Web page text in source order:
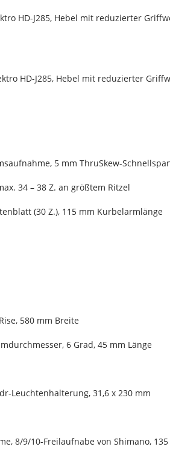
HD-J285, Hebel mit reduzierter
HD-J285, Hebel mit reduzierter
5 mm ThruSkew-
34 – 38 Z. an größtem Ritzel
(30 Z.), 115 mm Kurbelarmlänge
580 mm Breite
6 Grad, 45 mm Länge
Leuchtenhalterung, 31,6 x 230 mm
8/9/10-Freilaufnabe von Shimano,